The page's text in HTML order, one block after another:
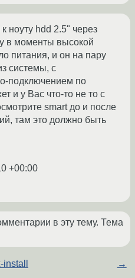
ноуту hdd 2.5" через
в моменты высокой
питания, и он на пару
системы, с
подключением по
и у Вас что-то не то с
smart до и после
там это должно быть
+00:00
в эту тему. Тема
install →